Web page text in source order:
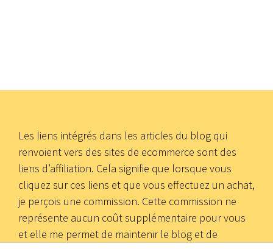
Les liens intégrés dans les articles du blog qui
renvoient vers des sites de ecommerce sont des
liens d’affiliation. Cela signifie que lorsque vous
cliquez sur ces liens et que vous effectuez un achat,
je perçois une commission. Cette commission ne
représente aucun coût supplémentaire pour vous
et elle me permet de maintenir le blog et de